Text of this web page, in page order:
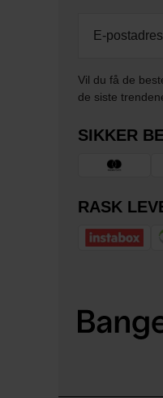
Vil du få de
de siste
SIKKER
RASK